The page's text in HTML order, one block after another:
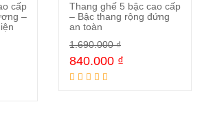
cấp
–
Mua ngay
Thang ghế 5 bậc cao cấp
– Bậc thang rộng đứng
an toàn
1.690.000₫
840.000 ₫